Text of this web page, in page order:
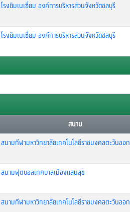
โรงยิมเนเซี่ยม องค์การบริหารส่วนจังหวัดชลบุรี
โรงยิมเนเซี่ยม องค์การบริหารส่วนจังหวัดชลบุรี
สนาม
สนามกีฬามหาวิทยาลัยเทคโนโลยีราชมงคลตะวันออก
สนามฟุตบอลเทศบาลเมืองแสนสุข
สนามกีฬามหาวิทยาลัยเทคโนโลยีราชมงคลตะวันออก